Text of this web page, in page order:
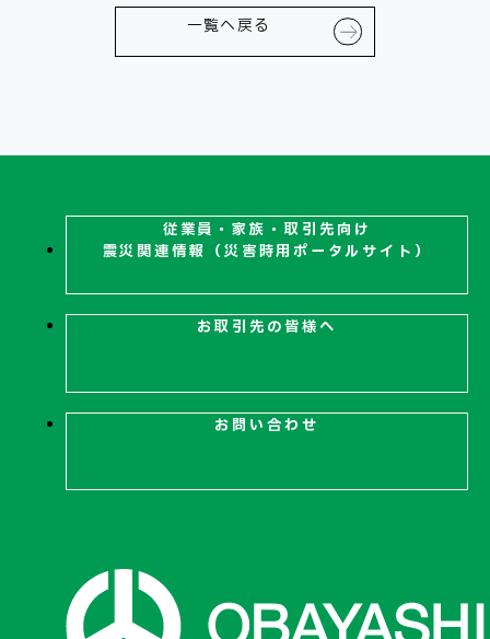
お問い合わせ
一覧へ戻る
従業員・家族・取引先向け
震災関連情報（災害時用ポータルサイト）
お取引先の皆様へ
お問い合わせ